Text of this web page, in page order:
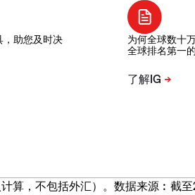
，助您及时决
为何全球数十
全球排名第一
算，不包括外汇）。数据来源︰截